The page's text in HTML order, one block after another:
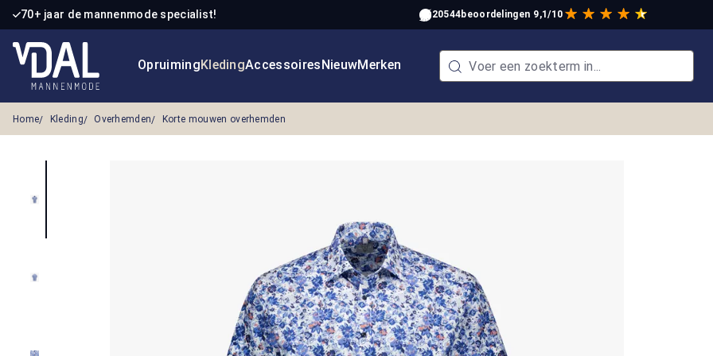
de hoofdinhoud
Ga naar de zoekopdracht
Ga naar de hoofdnavigatie
70+ jaar de mannenmode specialist! 20544beoordelingen 9,1/10
OpruimingKledingAccessoiresNieuwMerken
Home Kleding Overhemden Korte mouwen overhemden